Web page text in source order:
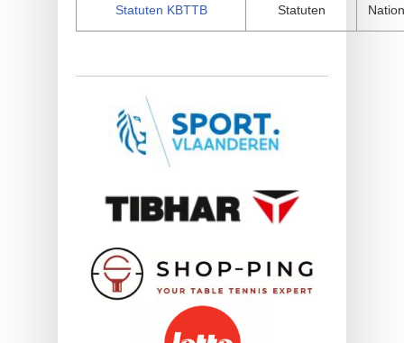
Statuten KBTTB Statuten